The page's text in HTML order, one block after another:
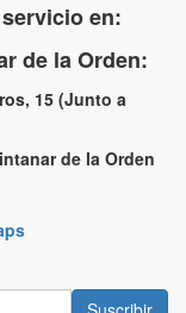
en:
la Orden:
15 (Junto a
de la Orden